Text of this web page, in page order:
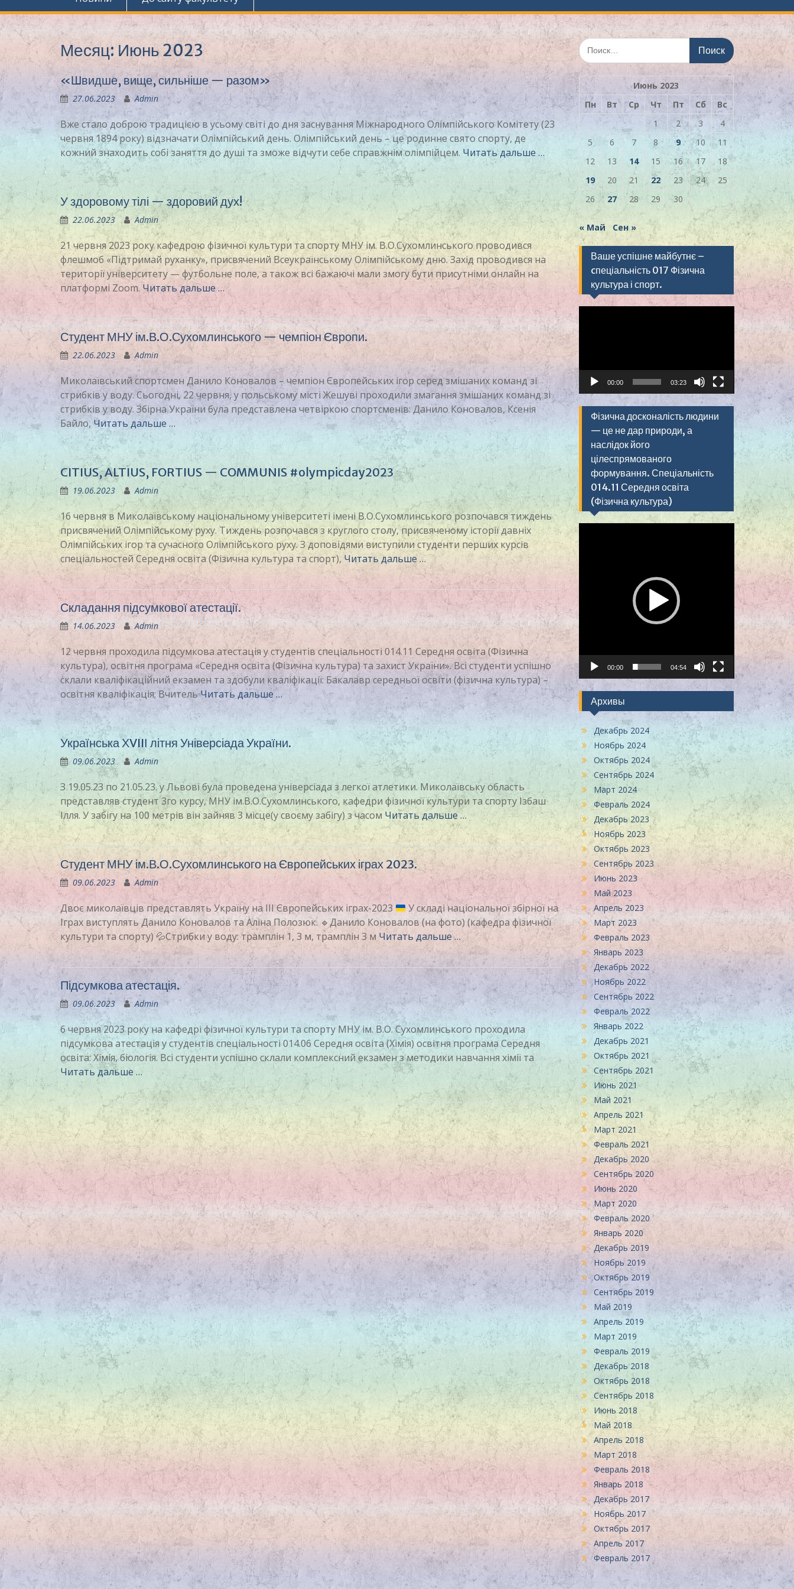
Месяц: Июнь 2023
«Швидше, вище, сильніше — разом»
27.06.2023 Admin
Вже стало доброю традицією в усьому світі до дня заснування Міжнародного Олімпійського Комітету (23
червня 1894 року) відзначати Олімпійський день. Олімпійський день – це родинне свято спорту, де
кожний знаходить собі заняття до душі та зможе відчути себе справжнім олімпійцем. Читать дальше …
У здоровому тілі — здоровий дух!
22.06.2023 Admin
21 червня 2023 року кафедрою фізичної культури та спорту МНУ ім. В.О.Сухомлинського проводився
флешмоб «Підтримай руханку», присвячений Всеукраїнському Олімпійському дню. Захід проводився на
території університету — футбольне поле, а також всі бажаючі мали змогу бути присутніми онлайн на
платформі Zoom. Читать дальше …
Студент МНУ ім.В.О.Сухомлинського — чемпіон Європи.
22.06.2023 Admin
Миколаївський спортсмен Данило Коновалов – чемпіон Європейських ігор серед змішаних команд зі
стрибків у воду. Сьогодні, 22 червня, у польському місті Жешуві проходили змагання змішаних команд зі
стрибків у воду. Збірна України була представлена четвіркою спортсменів: Данило Коновалов, Ксенія
Байло,Читать дальше …
CITIUS, ALTIUS, FORTIUS — COMMUNIS #olympicday2023
19.06.2023 Admin
16 червня в Миколаївському національному університеті імені В.О.Сухомлинського розпочався тиждень
присвячений Олімпійському руху. Тиждень розпочався з круглого столу, присвяченому історії давніх
Олімпійських ігор та сучасного Олімпійського руху. З доповідями виступили студенти перших курсів
спеціальностей Середня освіта (Фізична культура та спорт), Читать дальше …
Складання підсумкової атестації.
14.06.2023 Admin
12 червня проходила підсумкова атестація у студентів спеціальності 014.11 Середня освіта (Фізична
культура), освітня програма «Середня освіта (Фізична культура) та захист України». Всі студенти успішно
склали кваліфікаційний екзамен та здобули кваліфікації: Бакалавр середньої освіти (фізична культура) –
освітня кваліфікація; ВчительЧитать дальше …
Українська ХVIIІ літня Універсіада України.
09.06.2023 Admin
З 19.05.23 по 21.05.23. у Львові була проведена універсіада з легкої атлетики. Миколаївську область
представляв студент 3го курсу, МНУ ім.В.О.Сухомлинського, кафедри фізичної культури та спорту Ізбаш
Ілля. У забігу на 100 метрів він зайняв 3 місце(у своєму забігу) з часом Читать дальше …
Студент МНУ ім.В.О.Сухомлинського на Європейських іграх 2023.
09.06.2023 Admin
Двоє миколаївців представлять Україну на III Європейських іграх-2023
У складі національної збірної на
Іграх виступлять Данило Коновалов та Аліна Полозюк. 🔹Данило Коновалов (на фото) (кафедра фізичної
культури та спорту) 💦Стрибки у воду: трамплін 1, 3 м, трамплін 3 мЧитать дальше …
Підсумкова атестація.
09.06.2023 Admin
6 червня 2023 року на кафедрі фізичної культури та спорту МНУ ім. В.О. Сухомлинського проходила
підсумкова атестація у студентів спеціальності 014.06 Середня освіта (Хімія) освітня програма Середня
освіта: Хімія, біологія. Всі студенти успішно склали комплексний екзамен з методики навчання хімії та
Читать дальше …
Искать:
Июнь 2023
Пн
Вт Ср Чт Пт Сб
Вс
1
2 3
4
5
6 7 8 9 10
11
12
13 14 15 16 17
18
19
20 21 22 23 24
25
26
27 28 29 30
« Май Сен »
Ваше успішне майбутнє –
cпеціальність 017 Фізична
культура і спорт.
00:00 03:23
Фізична досконалість людини
— це не дар природи, а
наслідок його
цілеспрямованого
формування. Спеціальність
014.11 Середня освіта
(Фізична культура)
Видеоплеер
00:00 04:54
Архивы
Декабрь 2024
Ноябрь 2024
Октябрь 2024
Сентябрь 2024
Март 2024
Февраль 2024
Декабрь 2023
Ноябрь 2023
Октябрь 2023
Сентябрь 2023
Июнь 2023
Май 2023
Апрель 2023
Март 2023
Февраль 2023
Январь 2023
Декабрь 2022
Ноябрь 2022
Сентябрь 2022
Февраль 2022
Январь 2022
Декабрь 2021
Октябрь 2021
Сентябрь 2021
Июнь 2021
Май 2021
Апрель 2021
Март 2021
Февраль 2021
Декабрь 2020
Сентябрь 2020
Июнь 2020
Март 2020
Февраль 2020
Январь 2020
Декабрь 2019
Ноябрь 2019
Октябрь 2019
Сентябрь 2019
Май 2019
Апрель 2019
Март 2019
Февраль 2019
Декабрь 2018
Октябрь 2018
Сентябрь 2018
Июнь 2018
Май 2018
Апрель 2018
Март 2018
Февраль 2018
Январь 2018
Декабрь 2017
Ноябрь 2017
Октябрь 2017
Апрель 2017
Февраль 2017